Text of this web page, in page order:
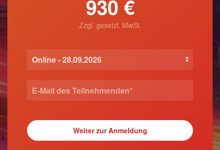
930 €
Zzgl. gesetzl. MwSt.